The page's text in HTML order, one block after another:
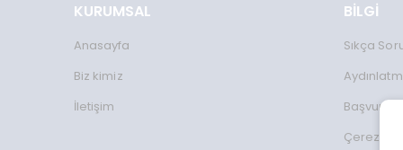
KURUMSAL
Anasayfa
Biz kimiz
İletişim
BİLGİ
Sıkça
Başvuru
Çerez